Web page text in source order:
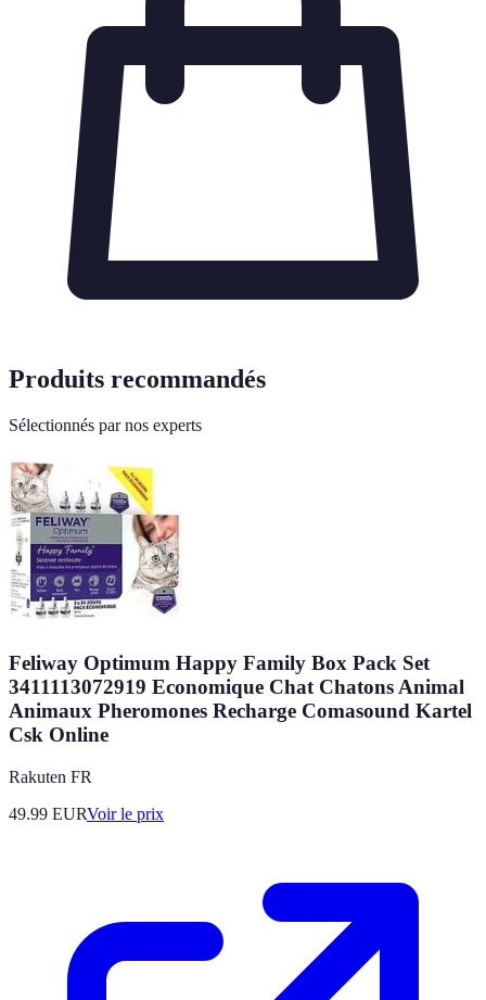
Produits recommandés
Sélectionnés par nos experts
Feliway Optimum Happy Family Box Pack Set
3411113072919 Economique Chat Chatons Animal
Animaux Pheromones Recharge Comasound Kartel
Csk Online
Rakuten FR
49.99 EURVoir le prix